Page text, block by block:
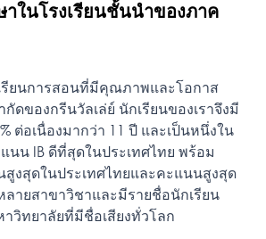
าในโรงเรียนชั้นนำของภาค
รียนการสอนที่มีคุณภาพและโอกาส
กัดของกรีนวัลเล่ย์ นักเรียนของเราจึงมี
ต่อเนื่องมากว่า 11 ปี และเป็นหนึ่งใน
นน IB ดีที่สุดในประเทศไทย พร้อม
สูงสุดในประเทศไทยและคะแนนสูงสุด
ายสาขาวิชาและมีรายชื่อนักเรียน
วิทยาลัยที่มีชื่อเสียงทั่วโลก